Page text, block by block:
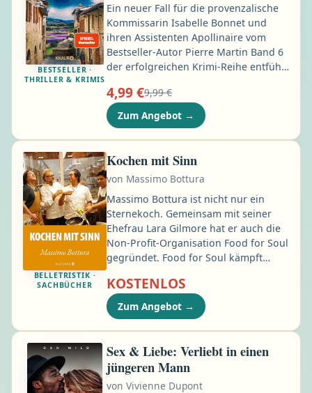
BESTSELLER ·
THRILLER & KRIMIS
Ein neuer Fall für die provenzalische
Kommissarin Isabelle Bonnet und
ihren Assistenten Apollinaire vom
Bestseller-Autor Pierre Martin Band 6
der erfolgreichen Krimi-Reihe entführt
Fragolin. Untermalt vom Summen der
Zikaden und Lavendelduft gleiten die
Tage in Fragolin in der Provence
friedlich vorüber. Bis das Undenkbare
geschieht und das Städtchen jäh aus
dem sanften Sommerschlummer reißt:
Eines Morgens findet man den
Bürgermeister Thierry – tot …
4,99 €9,99 €
Zum Angebot →
BELLETRISTIK ·
SACHBÜCHER
Kochen mit Sinn
von Massimo Bottura
Massimo Bottura ist nicht nur ein
Sternekoch. Gemeinsam mit seiner
Ehefrau Lara Gilmore hat er auch die
Non-Profit-Organisation Food for Soul
gegründet. Food for Soul kämpft
Lebensmitteln und setzt sich für die
Schwachen der Gesellschaft ein. Zur
Weltausstellung 2015 in Mailand rief
Bottura gemeinsam mit der Caritas
Ambrosiana das Refettorio
Ambrosiano ins Leben: eine neue Art
von Suppenküche …
KOSTENLOS
Zum Angebot →
Sex & Liebe: Verliebt in einen
jüngeren Mann
von Vivienne Dupont